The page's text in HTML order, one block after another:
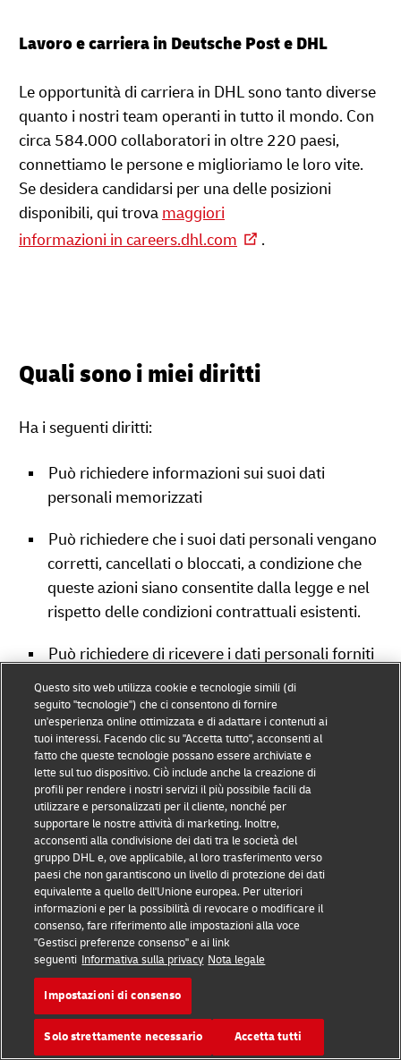
Lavoro e carriera in Deutsche Post e DHL
Le opportunità di carriera in DHL sono tanto diverse
quanto i nostri team operanti in tutto il mondo. Con
circa 584.000 collaboratori in oltre 220 paesi,
connettiamo le persone e miglioriamo le loro vite.
Se desidera candidarsi per una delle posizioni
disponibili, qui trova maggiori
informazioni in careers.dhl.com
.
Quali sono i miei diritti
Ha i seguenti diritti:
Può richiedere informazioni sui suoi dati
personali memorizzati
Può richiedere che i suoi dati personali vengano
corretti, cancellati o bloccati, a condizione che
queste azioni siano consentite dalla legge e nel
rispetto delle condizioni contrattuali esistenti.
Può richiedere di ricevere i dati personali forniti
in un formato strutturato, di uso comune e
leggibile con una macchina.
È possibile presentare un reclamo all'autorità di
controllo.
Trova l’Autorità competente per la protezione dei
dati
Diritto di ottenere
Qui può contattare il Data Protection e ottenere le
sue informazioni:Protezione dei dati DHL
Questo sito web utilizza cookie e tecnologie simili (di
seguito "tecnologie") che ci consentono di fornire
un'esperienza online ottimizzata e di adattare i contenuti ai
tuoi interessi. Facendo clic su "Accetta tutto", acconsenti al
fatto che queste tecnologie possano essere archiviate e
lette sul tuo dispositivo. Ciò include anche la creazione di
profili per rendere i nostri servizi il più possibile facili da
utilizzare e personalizzati per il cliente, nonché per
supportare le nostre attività di marketing. Inoltre,
acconsenti alla condivisione dei dati tra le società del
gruppo DHL e, ove applicabile, al loro trasferimento verso
paesi che non garantiscono un livello di protezione dei dati
equivalente a quello dell'Unione europea. Per ulteriori
informazioni e per la possibilità di revocare o modificare il
consenso, fare riferimento alle impostazioni alla voce
"Gestisci preferenze consenso" e ai link
seguenti Informativa sulla privacy Nota legale
Impostazioni di consenso
Solo strettamente necessario Accetta tutti